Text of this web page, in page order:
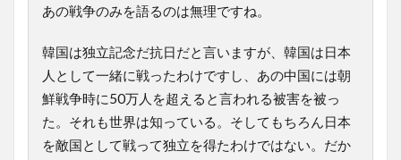
あの戦争のみを語るのは無理ですね。
韓国は独立記念だ抗日だと言いますが、韓国は日本
人として一緒に戦ったわけですし、あの中国には朝
鮮戦争時に50万人を超えると言われる被害を被っ
た。それも世界は知っている。そしてもちろん日本
を敵国として戦って独立を得たわけではない。だか